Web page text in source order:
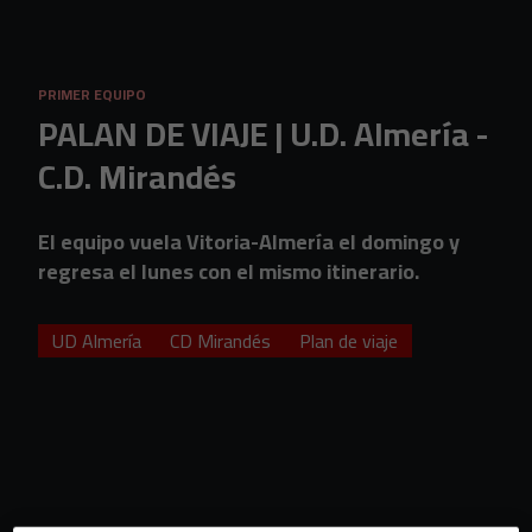
PRIMER EQUIPO
PALAN DE VIAJE | U.D. Almería -
C.D. Mirandés
El equipo vuela Vitoria-Almería el domingo y
regresa el lunes con el mismo itinerario.
UD Almería CD Mirandés Plan de viaje